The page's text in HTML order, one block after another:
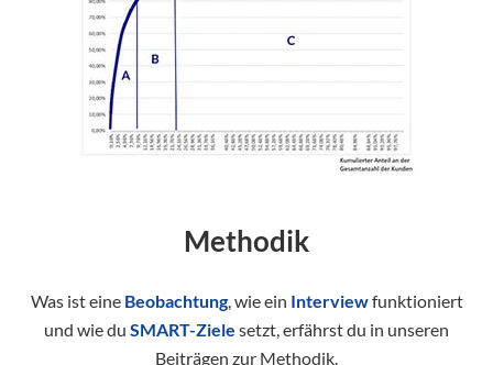
Methodik
Was ist eine Beobachtung, wie ein Interviewfunktioniert
und wie du SMART-Ziele setzt, erfährst du in unseren
Beiträgen zur Methodik.